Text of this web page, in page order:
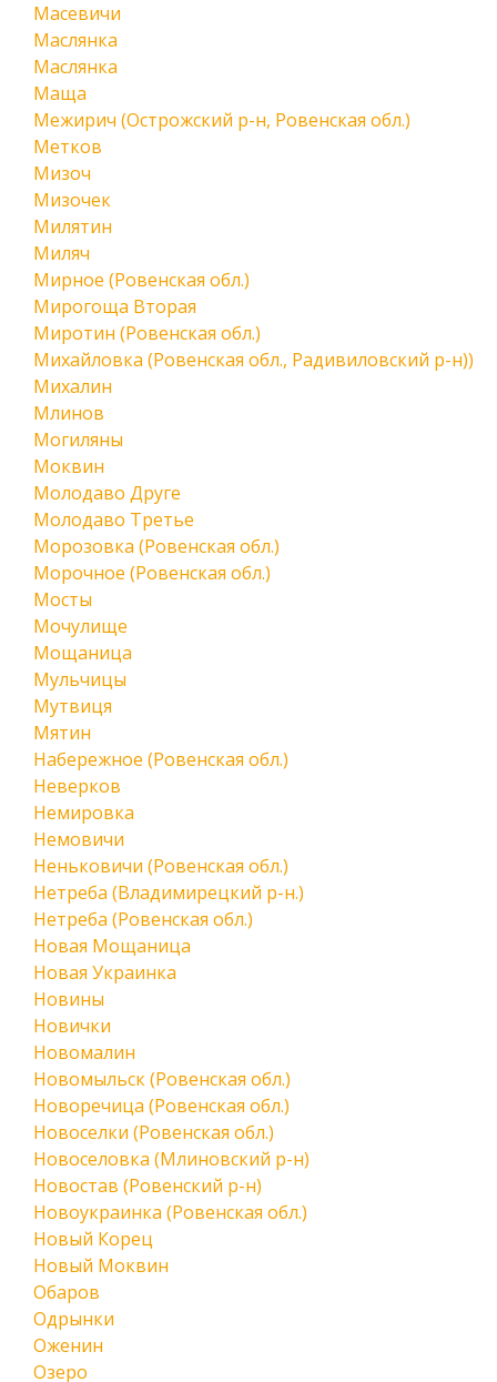
Масевичи
Маслянка
Маслянка
Маща
Межирич (Острожский р-н, Ровенская обл.)
Метков
Мизоч
Мизочек
Милятин
Миляч
Мирное (Ровенская обл.)
Мирогоща Вторая
Миротин (Ровенская обл.)
Михайловка (Ровенская обл., Радивиловский р-н))
Михалин
Млинов
Могиляны
Моквин
Молодаво Друге
Молодаво Третье
Морозовка (Ровенская обл.)
Морочное (Ровенская обл.)
Мосты
Мочулище
Мощаница
Мульчицы
Мутвиця
Мятин
Набережное (Ровенская обл.)
Неверков
Немировка
Немовичи
Неньковичи (Ровенская обл.)
Нетреба (Владимирецкий р-н.)
Нетреба (Ровенская обл.)
Новая Мощаница
Новая Украинка
Новины
Новички
Новомалин
Новомыльск (Ровенская обл.)
Новоречица (Ровенская обл.)
Новоселки (Ровенская обл.)
Новоселовка (Млиновский р-н)
Новостав (Ровенский р-н)
Новоукраинка (Ровенская обл.)
Новый Корец
Новый Моквин
Обаров
Одрынки
Оженин
Озеро